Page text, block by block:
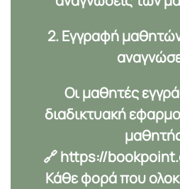
2. Εγγραφή
Οι μαθητές
διαδικτυακή
🔗https://
Κάθε φορά που